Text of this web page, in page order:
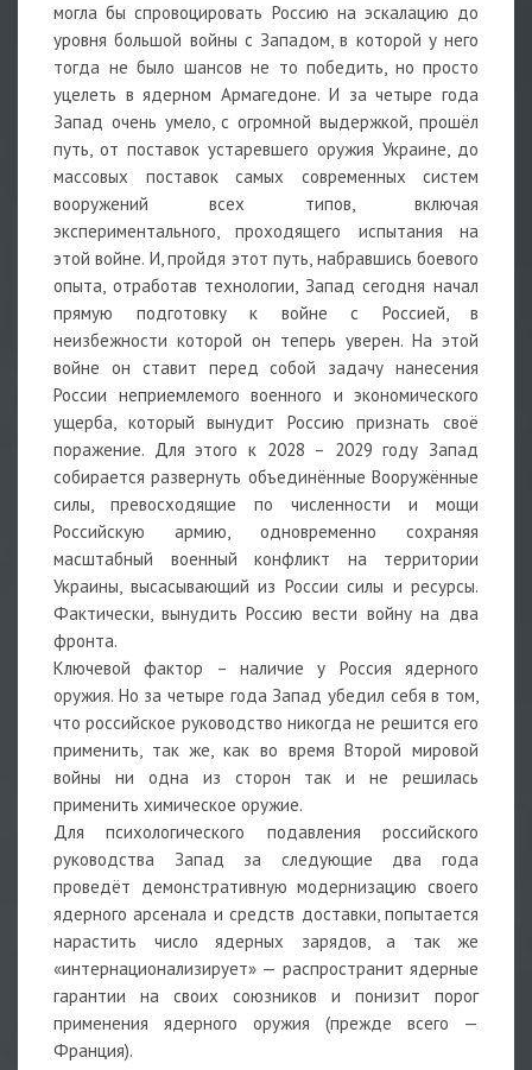
могла бы спровоцировать Россию на эскалацию до
уровня большой войны с Западом, в которой у него
тогда не было шансов не то победить, но просто
уцелеть в ядерном Армагедоне. И за четыре года
Запад очень умело, с огромной выдержкой, прошёл
путь, от поставок устаревшего оружия Украине, до
массовых поставок самых современных систем
вооружений всех типов, включая
экспериментального, проходящего испытания на
этой войне. И, пройдя этот путь, набравшись боевого
опыта, отработав технологии, Запад сегодня начал
прямую подготовку к войне с Россией, в
неизбежности которой он теперь уверен. На этой
войне он ставит перед собой задачу нанесения
России неприемлемого военного и экономического
ущерба, который вынудит Россию признать своё
поражение. Для этого к 2028 – 2029 году Запад
собирается развернуть объединённые Вооружённые
силы, превосходящие по численности и мощи
Российскую армию, одновременно сохраняя
масштабный военный конфликт на территории
Украины, высасывающий из России силы и ресурсы.
Фактически, вынудить Россию вести войну на два
фронта.
Ключевой фактор – наличие у Россия ядерного
оружия. Но за четыре года Запад убедил себя в том,
что российское руководство никогда не решится его
применить, так же, как во время Второй мировой
войны ни одна из сторон так и не решилась
применить химическое оружие.
Для психологического подавления российского
руководства Запад за следующие два года
проведёт демонстративную модернизацию своего
ядерного арсенала и средств доставки, попытается
нарастить число ядерных зарядов, а так же
«интернационализирует» — распространит ядерные
гарантии на своих союзников и понизит порог
применения ядерного оружия (прежде всего —
Франция).